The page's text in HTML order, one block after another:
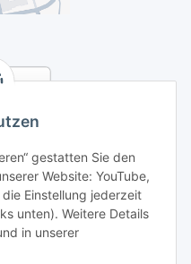
gestatten Sie den
Website: YouTube,
Einstellung jederzeit
unten). Weitere Details
in unserer